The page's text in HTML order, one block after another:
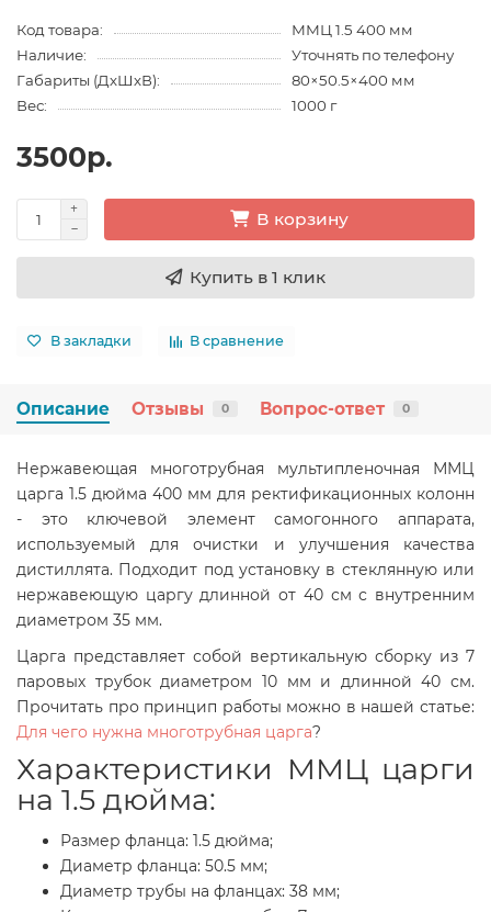
Код товара:
ММЦ 1.5 400 мм
Наличие:
Уточнять по телефону
Габариты (ДхШхВ):
80×50.5×400 мм
Вес:
1000 г
3500р.
В корзину
Купить в 1 клик
В закладки В сравнение
Описание Отзывы 0 Вопрос-ответ 0
Нержавеющая многотрубная мультипленочная ММЦ
царга 1.5 дюйма 400 мм для ректификационных колонн
- это ключевой элемент самогонного аппарата,
используемый для очистки и улучшения качества
дистиллята. Подходит под установку в стеклянную или
нержавеющую царгу длинной от 40 см с внутренним
диаметром 35 мм.
Царга представляет собой вертикальную сборку из 7
паровых трубок диаметром 10 мм и длинной 40 см.
Прочитать про принцип работы можно в нашей статье:
Для чего нужна многотрубная царга?
Характеристики ММЦ царги
на 1.5 дюйма:
Размер фланца: 1.5 дюйма;
Диаметр фланца: 50.5 мм;
Диаметр трубы на фланцах: 38 мм;